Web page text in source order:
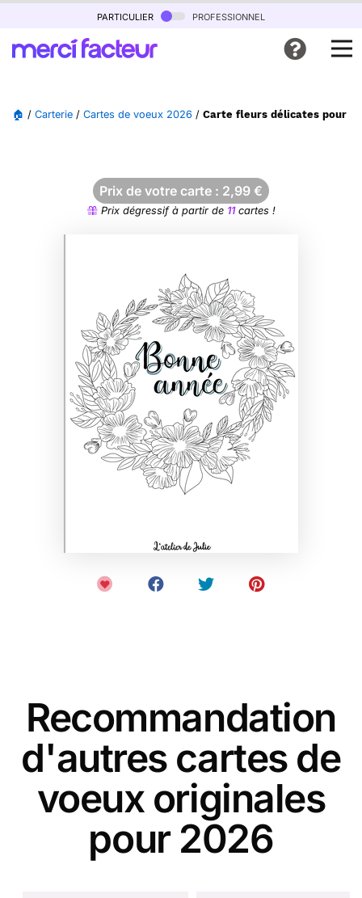
particulier professionnel
🏠 / Carterie / Cartes de voeux 2026 / Carte fleurs délicates pour
Prix de votre carte : 2,99 €
Prix dégressif à partir de 11cartes !
Recommandation
d'autres cartes de
voeux originales
pour 2026